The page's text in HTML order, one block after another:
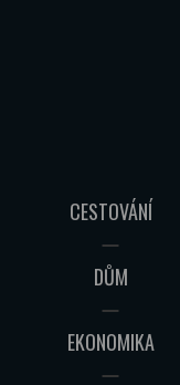
CESTOVÁNÍ
DŮM
EKONOMIKA